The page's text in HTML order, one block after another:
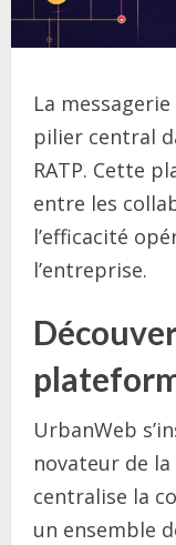
La
pilier central
RATP. Cette
entre les
l’efficacité
l’entreprise.
UrbanWeb
novateur de
centralise la
un ensemble